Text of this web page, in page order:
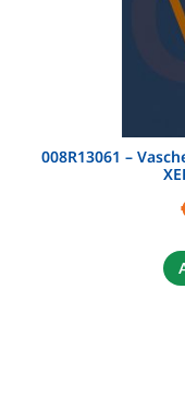
008R13061 –